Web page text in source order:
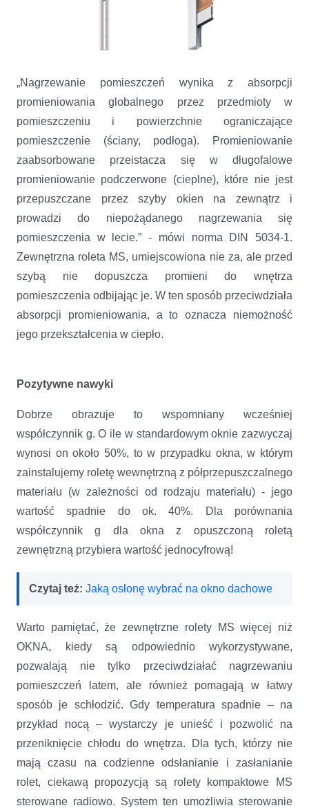
„Nagrzewanie pomieszczeń wynika z absorpcji
promieniowania globalnego przez przedmioty w
pomieszczeniu i powierzchnie ograniczające
pomieszczenie (ściany, podłoga). Promieniowanie
zaabsorbowane przeistacza się w długofalowe
promieniowanie podczerwone (cieplne), które nie jest
przepuszczane przez szyby okien na zewnątrz i
prowadzi do niepożądanego nagrzewania się
pomieszczenia w lecie.” - mówi norma DIN 5034-1.
Zewnętrzna roleta MS, umiejscowiona nie za, ale przed
szybą nie dopuszcza promieni do wnętrza
pomieszczenia odbijając je. W ten sposób przeciwdziała
absorpcji promieniowania, a to oznacza niemożność
jego przekształcenia w ciepło.
Pozytywne nawyki
Dobrze obrazuje to wspomniany wcześniej
współczynnik g. O ile w standardowym oknie zazwyczaj
wynosi on około 50%, to w przypadku okna, w którym
zainstalujemy roletę wewnętrzną z półprzepuszczalnego
materiału (w zależności od rodzaju materiału) - jego
wartość spadnie do ok. 40%. Dla porównania
współczynnik g dla okna z opuszczoną roletą
zewnętrzną przybiera wartość jednocyfrową!
Czytaj też: Jaką osłonę wybrać na okno dachowe
Warto pamiętać, że zewnętrzne rolety MS więcej niż
OKNA, kiedy są odpowiednio wykorzystywane,
pozwalają nie tylko przeciwdziałać nagrzewaniu
pomieszczeń latem, ale również pomagają w łatwy
sposób je schłodzić. Gdy temperatura spadnie – na
przykład nocą – wystarczy je unieść i pozwolić na
przeniknięcie chłodu do wnętrza. Dla tych, którzy nie
mają czasu na codzienne odsłanianie i zasłanianie
rolet, ciekawą propozycją są rolety kompaktowe MS
sterowane radiowo. System ten umożliwia sterowanie